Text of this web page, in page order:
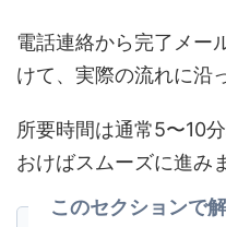
電話連絡から完了メー
けて、実際の流れに沿
所要時間は通常5〜10
おけばスムーズに進み
このセクションで